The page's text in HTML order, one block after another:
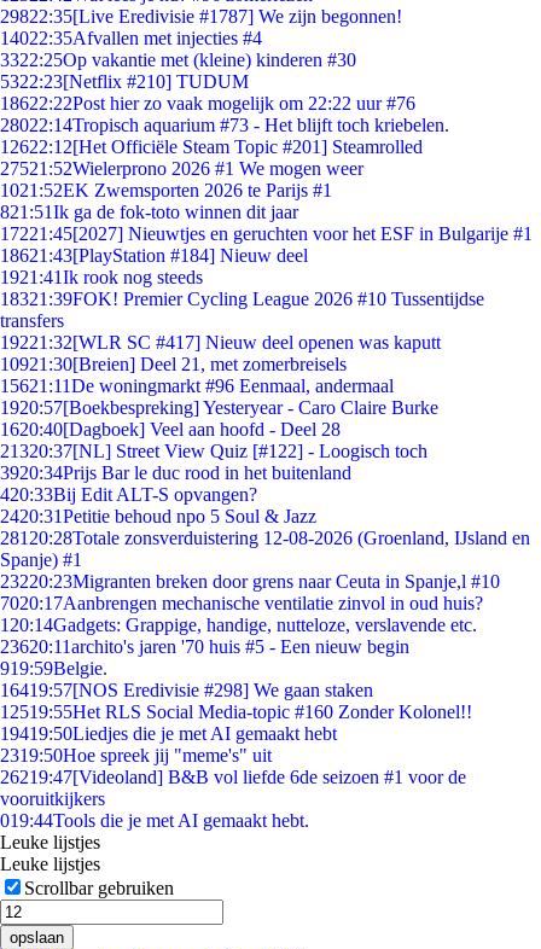
29822:35[Live Eredivisie #1787] We zijn begonnen!
14022:35Afvallen met injecties #4
3322:25Op vakantie met (kleine) kinderen #30
5322:23[Netflix #210] TUDUM
18622:22Post hier zo vaak mogelijk om 22:22 uur #76
28022:14Tropisch aquarium #73 - Het blijft toch kriebelen.
12622:12[Het Officiële Steam Topic #201] Steamrolled
27521:52Wielerprono 2026 #1 We mogen weer
1021:52EK Zwemsporten 2026 te Parijs #1
821:51Ik ga de fok-toto winnen dit jaar
17221:45[2027] Nieuwtjes en geruchten voor het ESF in Bulgarije #1
18621:43[PlayStation #184] Nieuw deel
1921:41Ik rook nog steeds
18321:39FOK! Premier Cycling League 2026 #10 Tussentijdse
transfers
19221:32[WLR SC #417] Nieuw deel openen was kaputt
10921:30[Breien] Deel 21, met zomerbreisels
15621:11De woningmarkt #96 Eenmaal, andermaal
1920:57[Boekbespreking] Yesteryear - Caro Claire Burke
1620:40[Dagboek] Veel aan hoofd - Deel 28
21320:37[NL] Street View Quiz [#122] - Loogisch toch
3920:34Prijs Bar le duc rood in het buitenland
420:33Bij Edit ALT-S opvangen?
2420:31Petitie behoud npo 5 Soul & Jazz
281 20:28Totale zonsverduistering 12-08-2026 (Groenland, IJsland en
Spanje) #1
23220:23Migranten breken door grens naar Ceuta in Spanje,l #10
7020:17Aanbrengen mechanische ventilatie zinvol in oud huis?
1 20:14Gadgets: Grappige, handige, nutteloze, verslavende etc.
23620:11archito's jaren '70 huis #5 - Een nieuw begin
919:59Belgie.
16419:57[NOS Eredivisie #298] We gaan staken
12519:55Het RLS Social Media-topic #160 Zonder Kolonel!!
19419:50Liedjes die je met AI gemaakt hebt
2319:50Hoe spreek jij "meme's" uit
26219:47[Videoland] B&B vol liefde 6de seizoen #1 voor de
vooruitkijkers
019:44Tools die je met AI gemaakt hebt.
Leuke lijstjes
Leuke lijstjes
Scrollbar gebruiken
opslaan